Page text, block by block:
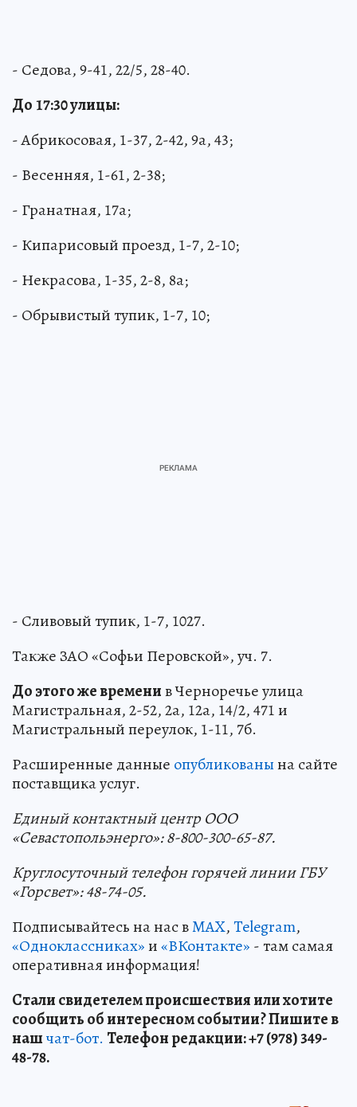
- Седова, 9-41, 22/5, 28-40.
До17:30 улицы:
- Абрикосовая, 1-37, 2-42, 9а, 43;
- Весенняя, 1-61, 2-38;
- Гранатная, 17а;
- Кипарисовый проезд, 1-7, 2-10;
- Некрасова, 1-35, 2-8, 8а;
- Обрывистый тупик, 1-7, 10;
- Сливовый тупик, 1-7, 1027.
Также ЗАО «Софьи Перовской», уч. 7.
До этого же временив Черноречье улица
Магистральная, 2-52, 2а, 12а, 14/2, 471 и
Магистральный переулок, 1-11, 7б.
Расширенные данные опубликованына сайте
поставщика услуг.
Единый контактный центр OOO
«Севастопольэнерго»: 8-800-300-65-87.
Круглосуточный телефон горячей линии ГБУ
«Горсвет»: 48-74-05.
Подписывайтесь на нас вMAX,Telegram,
«Одноклассниках»и«ВКонтакте» - там самая
оперативная информация!
Стали свидетелем происшествия или хотите
сообщить об интересном событии? Пишите в
нашчат-бот. Телефон редакции: +7 (978) 349-
48-78.